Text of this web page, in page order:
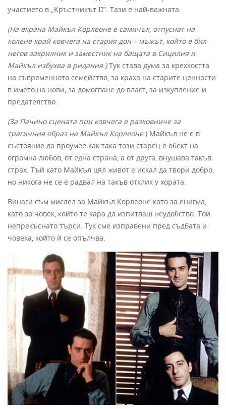
участието в „Кръстникът II”. Тази е най-важната.
(На екрана Майкъл Корлеоне е самичък, отпуснат на
колене край ковчега на стария дон – мъжът, който е бил
негов закрилник и заместник на бащата в Сицилия и
Майкъл избухва в ридания.)Тук става дума за крехкостта
на съвременното семейство, за краха на старите ценности
в името на нови, за домогване до власт, за изкупление и
предателство.
(За Пачино сцената при ковчега е разковниче за
трагичния образ на Майкъл Корлеоне.) Майкъл не е в
състояние да проумее как така този старец е обект на
огромна любов, от една страна, а от друга, внушава такъв
страх. Тъй като Майкъл цял живот е искал да твори добро,
но никога не се е радвал на такъв отклик у хората.
Винаги съм мислел за Майкъл Корлеоне като за енигма,
като за човек, който те кара да изпитваш неудобство. Той
непрекъснато търси. Тук сме изправени пред съдбата и
човека, който й се опълчва.